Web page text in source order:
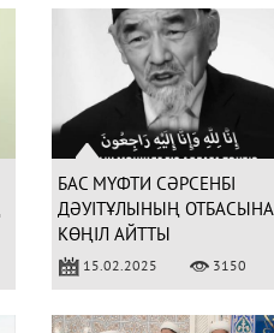
БАС МҮФТИ СӘРСЕНБІ
ДӘУІТҰЛЫНЫҢ ОТБАСЫНА
КӨҢІЛ АЙТТЫ
15.02.2025 3150